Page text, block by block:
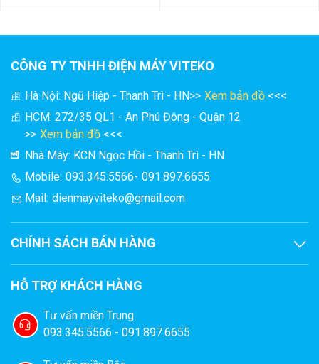
II. Những điều cần lưu ý khi sử dụng máy hút
chân không DZ800
chân không DZ800 là việc chọn đúng loại túi và kích thước
phù hợp. Mặc dù máy không kén túi, bạn vẫn nên chọn loại
túi chịu được áp suất chân không và nhiệt độ hàn cao.
CÔNG TY TNHH ĐIỆN MÁY VITEKO
Hà Nội: Ngũ Hiệp - Thanh Trì - HN>> Xem bản đồ <<<
HCM: 272/35 QL1 - An Phú Đông - Quận 12
>> Xem bản đồ <<<
Nhà Máy: KCN Ngọc Hồi - Thanh Trì - HN
Mobile: 093.345.5566- 091.897.6655
Mail: dienmayviteko@gmail.com
CHÍNH SÁCH BÁN HÀNG
HỖ TRỢ KHÁCH HÀNG
Tư vấn miền Trung
093.345.5566 - 091.897.6655